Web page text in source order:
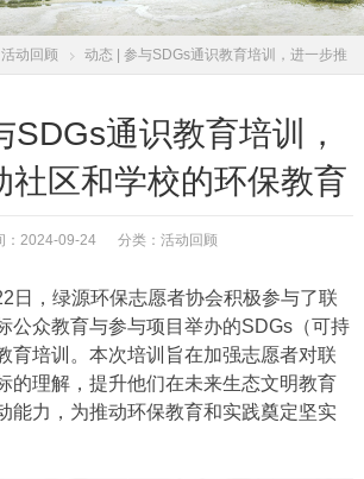
活动回顾 动态 | 参与SDGs通识教育培训，进一步推
SDGs通识教育培训，
社区和学校的环保教育
：2024-09-24 分类： 活动回顾
日，绿源环保志愿者协会积极参与了联
公众教育与参与项目举办的SDGs（可持
育培训。本次培训旨在加强志愿者对联
的理解，提升他们在未来生态文明教育
能力，为推动环保教育和实践奠定坚实